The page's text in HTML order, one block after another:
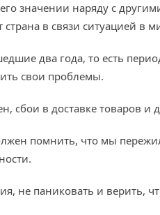
значении наряду с
в связи ситуацией в
два года, то есть
свои проблемы.
сбои в доставке
помнить, что мы
не паниковать и